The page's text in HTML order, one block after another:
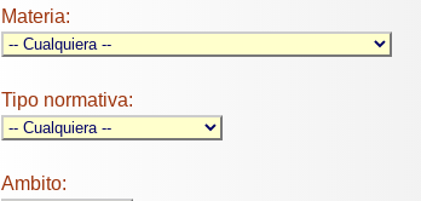
Materia:
Tipo normativa:
Ambito: